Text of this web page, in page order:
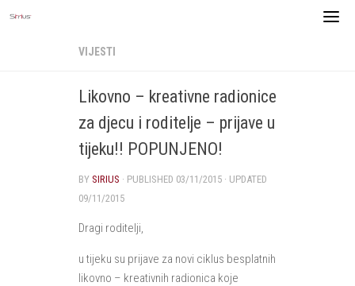
VIJESTI
Likovno – kreativne radionice
za djecu i roditelje – prijave u
tijeku!! POPUNJENO!
BY SIRIUS · PUBLISHED 03/11/2015· UPDATED
09/11/2015
Dragi roditelji,
u tijeku su prijave za novi ciklus besplatnih
likovno – kreativnih radionica koje